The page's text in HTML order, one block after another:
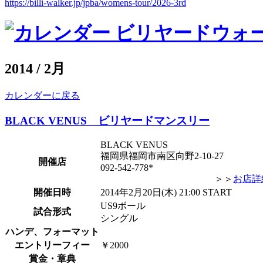
https://billi-walker.jp/jpba/womens-tour/2026-3rd
2014 / 2月
カレンダーに戻る
BLACK VENUS ビリヤードマンスリー
開催店
BLACK VENUS
福岡県福岡市南区向野2-10-
092-542-778*
＞＞ お店
開催日時
2014年2月20日(木) 21:00 START
試合形式
US9ボール
シングル
ハンデ、フォーマット
エントリーフィー
￥2000
賞金・章典